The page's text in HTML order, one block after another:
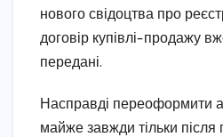
нового свідоцтва про
договір купівлі-продажу
передані.
Насправді переоформити
майже завжди тільки після